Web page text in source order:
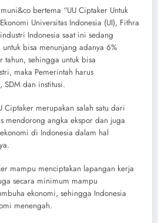
bertema “UU Ciptaker Untuk
Universitas Indonesia (UI), Fithra
Indonesia saat ini sedang
bisa menunjang adanya 6%
tahun, sehingga untuk bisa
maka Pemerintah harus
SDM dan institusi.
Ciptaker merupakan salah satu dari
mendorong angka ekspor dan juga
di Indonesia dalam hal
mampu menciptakan lapangan kerja
secara minimum mampu
ekonomi, sehingga Indonesia
menengah.